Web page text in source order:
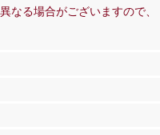
なる場合がございますので、